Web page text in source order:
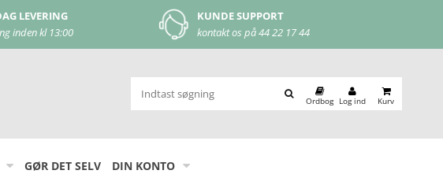
KUNDE SUPPORT
44 22 17 44
Ordbog Log ind Kurv
GØR DET SELV DIN KONTO